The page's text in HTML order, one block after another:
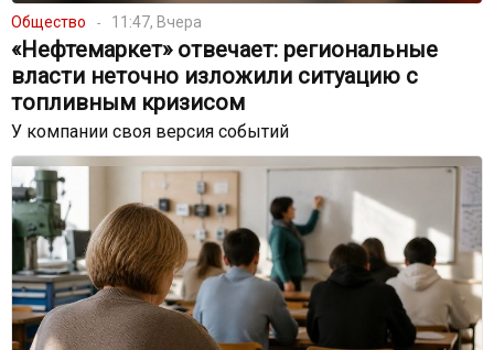
Общество 11:47, Вчера
«Нефтемаркет» отвечает: региональные
власти неточно изложили ситуацию с
топливным кризисом
У компании своя версия событий